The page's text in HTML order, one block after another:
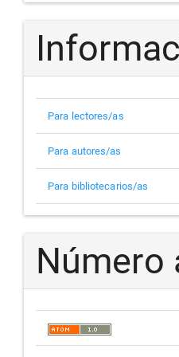
Para lectores/as
Para autores/as
Para bibliotecarios/as
Número